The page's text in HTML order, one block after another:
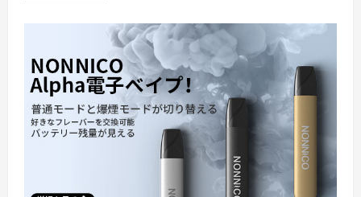
良
い
口
コ
ミ、
悪
い
口